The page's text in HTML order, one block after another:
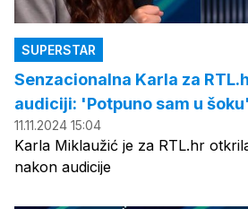
SUPERSTAR
Senzacionalna Karla za
audiciji: 'Potpuno sam u šoku'
11.11.2024 15:04
Karla Miklaužić je za RTL.hr
nakon audicije